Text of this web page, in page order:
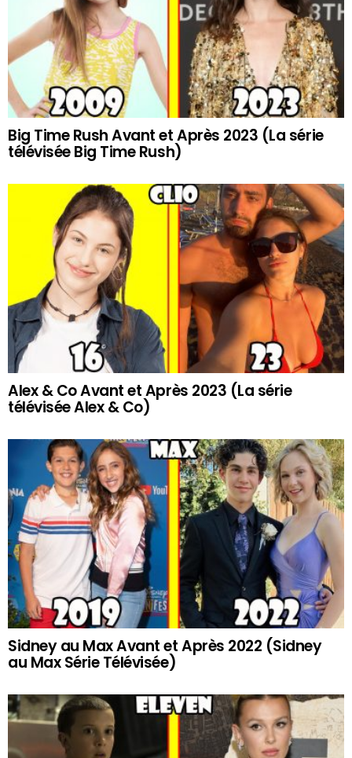
Big Time Rush Avant et Après 2023 (La série
télévisée Big Time Rush)
Alex & Co Avant et Après 2023 (La série
télévisée Alex & Co)
Sidney au Max Avant et Après 2022 (Sidney
au Max Série Télévisée)